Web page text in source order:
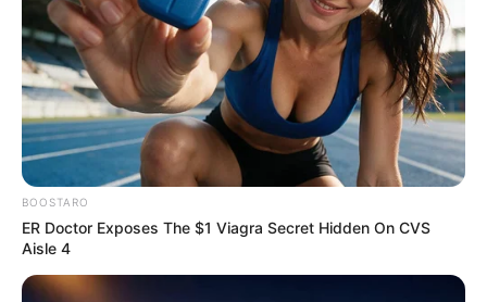
BOOSTARO
ER Doctor Exposes The $1 Viagra Secret Hidden On CVS
Aisle 4